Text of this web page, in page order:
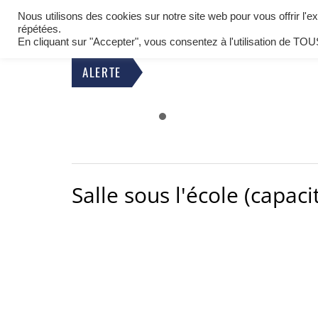
BIENVENUE À OETING
COMMUNE DE MOSELLE EST
ALERTE
Salle sous l'école
Nous utilisons des cookies sur notre site web pour vous offrir
répétées.
En cliquant sur "Accepter", vous consentez à l'utilisation de